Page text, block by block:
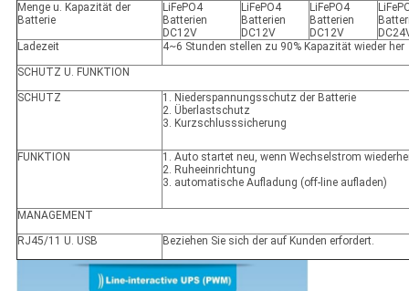
Menge u. Kapazität der
Batterie
LiFePO4
Batterien
DC12V
LiFePO4
Batterien
DC12V
LiFePO4
Batterien
DC12V
Ladezeit
4~6 Stunden stellen zu 90% Kapazität wieder her
SCHUTZ U. FUNKTION
SCHUTZ
1. Niederspannungsschutz der Batterie
2. Überlastschutz
3. Kurzschlusssicherung
FUNKTION
1. Auto startet neu, wenn Wechselstrom
2. Ruheeinrichtung
3. automatische Aufladung (off-line aufladen)
MANAGEMENT
RJ45/11 U. USB
Beziehen Sie sich der auf Kunden erfordert.